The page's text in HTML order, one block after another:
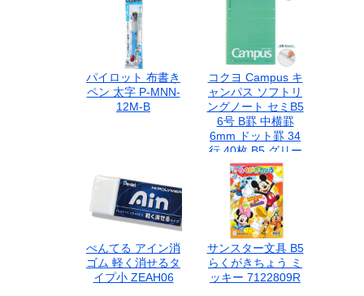
パイロット 布書き
ペン 太字 P-MNN-
12M-B
コクヨ Campus キ
ャンパス ソフトリ
ングノート セミB5
6号 B罫 中横罫
6mm ドット罫 34
行 40枚 B5 グリー
ン 緑 ス-S111BT-G
ぺんてる アイン消
ゴム 軽く消せるタ
イプ小 ZEAH06
サンスター文具 B5
らくがきちょう ミ
ッキー 7122809R